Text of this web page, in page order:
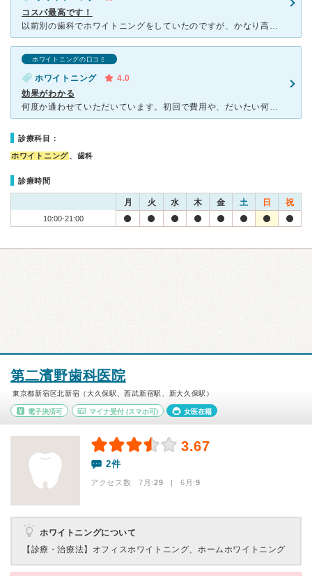
コスパ最高です！
以前別の歯科でホワイトニングをしていたのですが、かなり高額なプランで、今後通い続けることを考えた時に、こちらを知り、伺いました。 初回は知人の紹介もあり、無料で1回受けました。(1回分のポイントがも
ホワイトニングの口コミ
ホワイトニング
4.0
効果がわかる
何度か通わせていただいています。初回で費用や、だいたい何回通ったら自分の理想とする歯の白さに近づけるかの説明をしていただき、コースを決めました。コース決めにあたっても、強引なセールスなどの感じはなく、
診療科目：
ホワイトニング、歯科
診療時間
月 火 水 木 金 土 日 祝
10:00-21:00
第二濱野歯科医院
東京都新宿区北新宿（大久保駅、西武新宿駅、新大久保駅）
電子決済可 マイナ受付(スマホ可) 女医在籍
3.67
2件
アクセス数 7月:29 | 6月:9
ホワイトニングについて
【診療・治療法】 オフィスホワイトニング、ホームホワイトニング